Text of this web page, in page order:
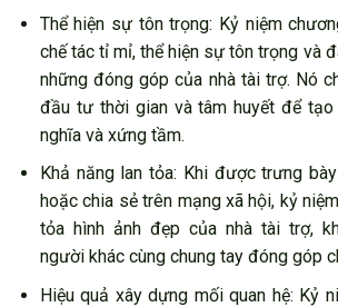
Thể hiện sự tôn trọng: Kỷ niệm
chế tác tỉ mỉ, thể hiện sự tôn trọng và
những đóng góp của nhà tài trợ. Nó
đầu tư thời gian và tâm huyết để
nghĩa và xứng tầm.
Khả năng lan tỏa: Khi được trưng
hoặc chia sẻ trên mạng xã hội, kỷ
tỏa hình ảnh đẹp của nhà tài trợ,
người khác cùng chung tay đóng góp
Hiệu quả xây dựng mối quan hệ: Kỷ